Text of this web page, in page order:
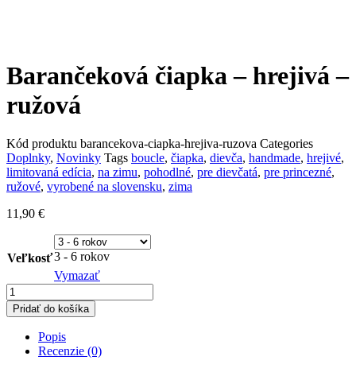
Barančeková čiapka – hrejivá –
ružová
Kód produktu barancekova-ciapka-hrejiva-ruzova Categories
Doplnky, Novinky Tags boucle, čiapka, dievča, handmade, hrejivé,
limitovaná edícia, na zimu, pohodlné, pre dievčatá, pre princezné,
ružové, vyrobené na slovensku, zima
11,90 €
Veľkosť3 - 6 rokov
Vymazať
množstvo
Barančeková
čiapka
hrejivá
Pridať do košíka
Popis
Recenzie (0)